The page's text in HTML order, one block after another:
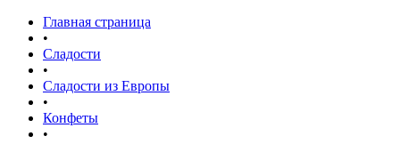
Главная страница
•
Сладости
•
Сладости из Европы
•
Конфеты
•